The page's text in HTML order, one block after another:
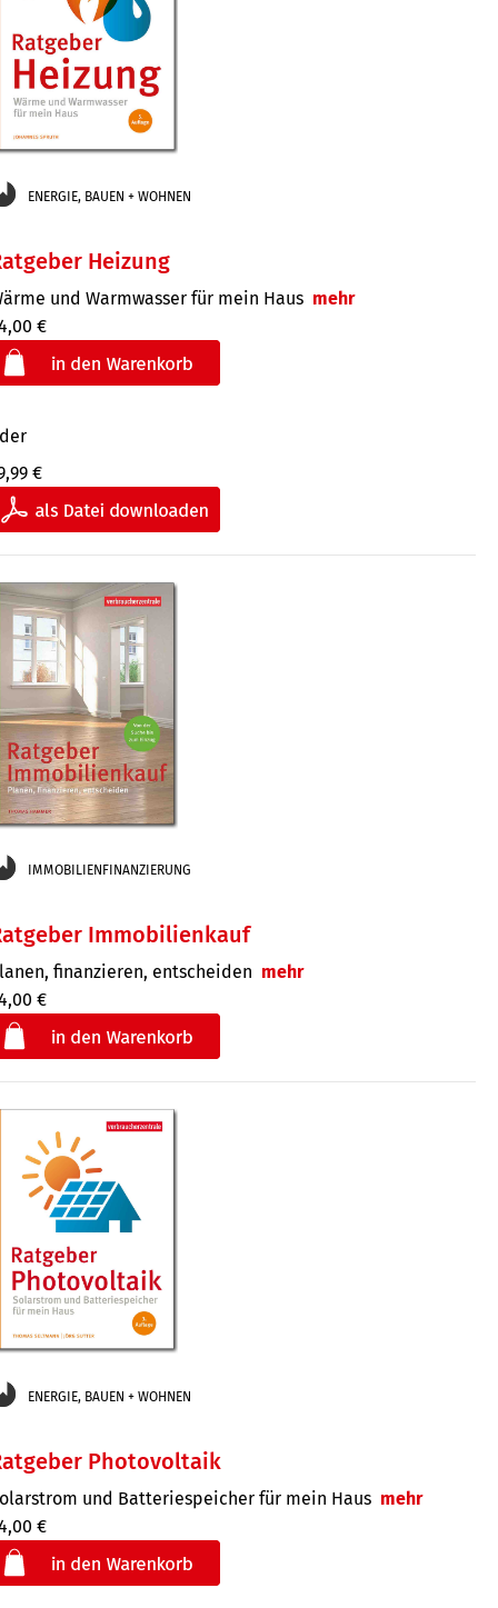
ENERGIE, BAUEN + WOHNEN
Heizung
und Warmwasser für mein Haus mehr
€
€
IMMOBILIENFINANZIERUNG
Immobilienkauf
finanzieren, entscheiden mehr
€
ENERGIE, BAUEN + WOHNEN
Photovoltaik
und Batteriespeicher für mein Haus mehr
€